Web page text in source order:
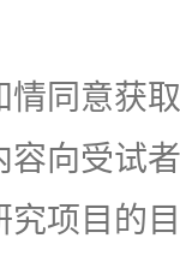
同意获
容向受试
项目的